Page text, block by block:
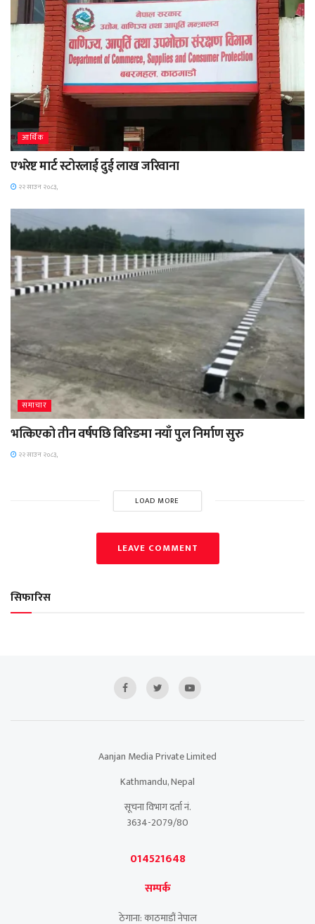
आर्थिक
एभरेष्ट मार्ट स्टोरलाई दुई लाख जरिवाना
२२ साउन २०८३,
समाचार
भत्किएको तीन वर्षपछि बिरिङमा नयाँ पुल निर्माण सुरु
२२ साउन २०८३,
LOAD MORE
LEAVE COMMENT
सिफारिस
Aanjan Media Private Limited
Kathmandu, Nepal
सूचना विभाग दर्ता नं.
3634-2079/80
014521648
सम्पर्क
ठेगाना: काठमाडौं नेपाल